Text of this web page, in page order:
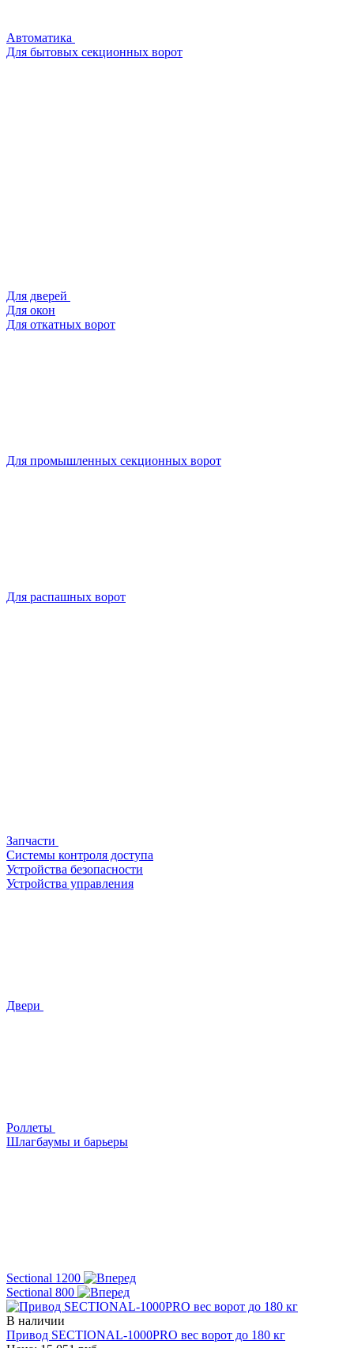
Автоматика
Для бытовых секционных ворот
Для дверей
Для окон
Для откатных ворот
Для промышленных секционных ворот
Для распашных ворот
Запчасти
Системы контроля доступа
Устройства безопасности
Устройства управления
Двери
Роллеты
Шлагбаумы и барьеры
Sectional 1200
Sectional 800
В наличии
Привод SECTIONAL-1000PRO вес ворот до 180 кг